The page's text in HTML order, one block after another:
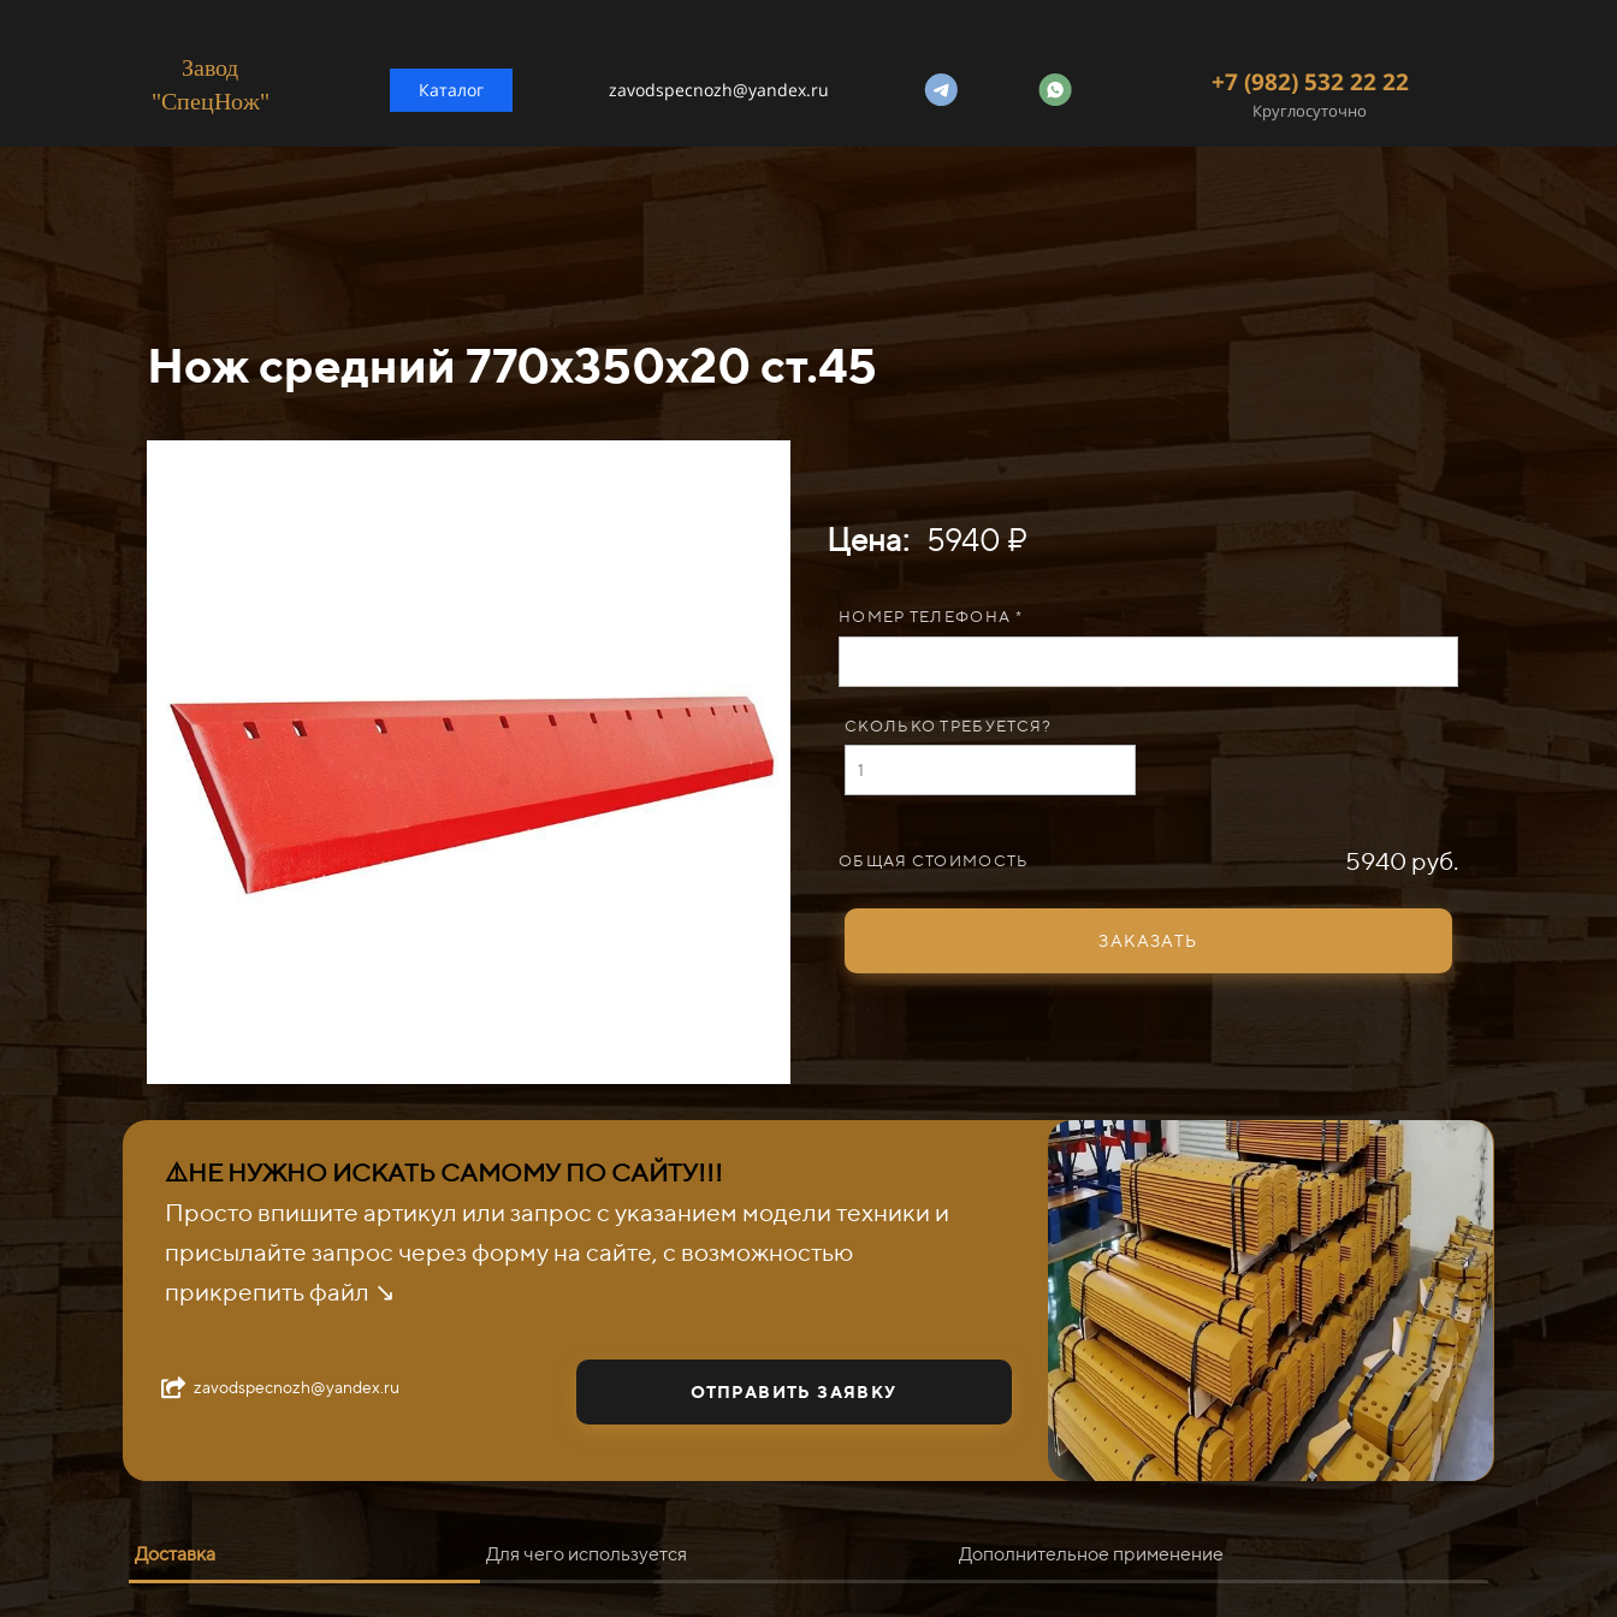
Завод
"СпецНож"
Каталог zavodspecnozh@yandex.ru +7 (982) 532 22 22
Круглосуточно
Нож средний 770х350х20 ст.45
Цена: 5940 ₽
НОМЕР ТЕЛЕФОНА *
СКОЛЬКО ТРЕБУЕТСЯ?
ОБЩАЯ СТОИМОСТЬ 5940 руб.
ЗАКАЗАТЬ
⚠️НЕ НУЖНО ИСКАТЬ САМОМУ ПО САЙТУ!!!
Просто впишите артикул или запрос с указанием модели техники и
присылайте запрос через форму на сайте, с возможностью
прикрепить файл ↘️
zavodspecnozh@yandex.ru ОТПРАВИТЬ ЗАЯВКУ
Доставка Для чего используется Дополнительное применение